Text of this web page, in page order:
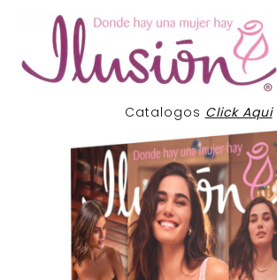
Catalogos Click Aqui